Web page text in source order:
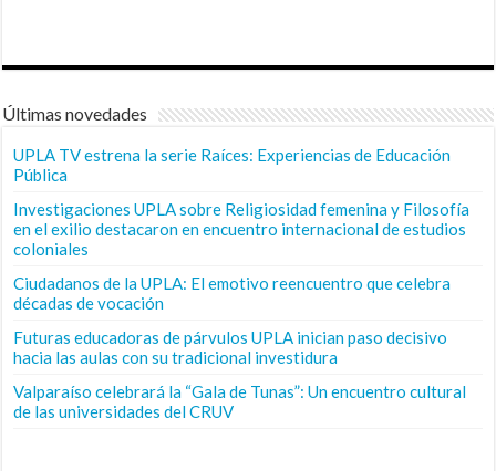
Últimas novedades
UPLA TV estrena la serie Raíces: Experiencias de Educación
Pública
Investigaciones UPLA sobre Religiosidad femenina y Filosofía
en el exilio destacaron en encuentro internacional de estudios
coloniales
Ciudadanos de la UPLA: El emotivo reencuentro que celebra
décadas de vocación
Futuras educadoras de párvulos UPLA inician paso decisivo
hacia las aulas con su tradicional investidura
Valparaíso celebrará la “Gala de Tunas”: Un encuentro cultural
de las universidades del CRUV